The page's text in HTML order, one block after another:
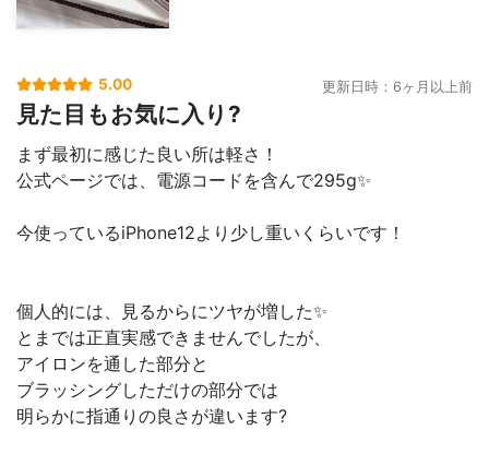
5.00 更新日時：6ヶ月以上前
見た目もお気に入り?
まず最初に感じた良い所は軽さ！
公式ページでは、電源コードを含んで295g✨
今使っているiPhone12より少し重いくらいです！
個人的には、見るからにツヤが増した✨
とまでは正直実感できませんでしたが、
アイロンを通した部分と
ブラッシングしただけの部分では
明らかに指通りの良さが違います?